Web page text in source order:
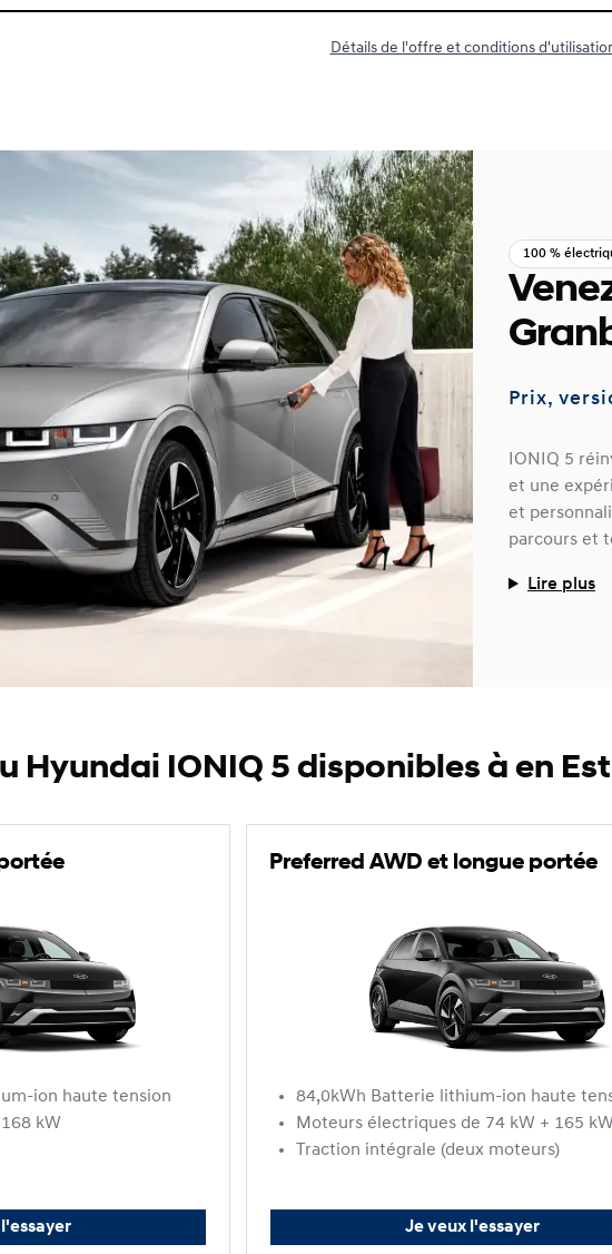
Détails de l'offre et conditions
100 %
Prix,
IONIQ 5
et une
et
parcours et
Lire plus
Hyundai IONIQ 5 disponibles à en
ion haute tension
kW
Preferred AWD et longue portée
84,0kWh Batterie lithium-ion haute
Moteurs électriques de 74 kW + 165 kW
Traction intégrale (deux moteurs)
Je veux l'essayer